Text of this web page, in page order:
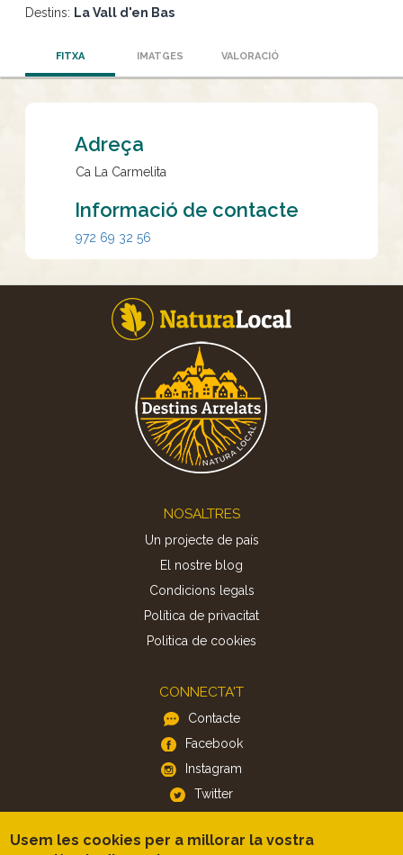
Destins: La Vall d'en Bas
FITXA IMATGES VALORACIÓ
Adreça
Ca La Carmelita
Informació de contacte
972 69 32 56
NOSALTRES
Un projecte de país
El nostre blog
Condicions legals
Política de privacitat
Politica de cookies
CONNECTA'T
Contacte
Facebook
Instagram
Twitter
APP
Usem les cookies per a millorar la vostra